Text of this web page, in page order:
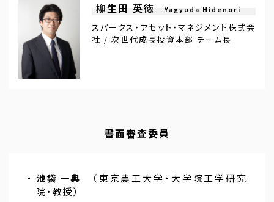
柳生田 英徳 Yagyuda Hidenori
スパークス・アセット・マネジメント株式会
社 / 次世代成長投資本部 チーム長
書面審査委員
・ 池袋 一典
（東京農工大学・大学院工学研究
院・教授）